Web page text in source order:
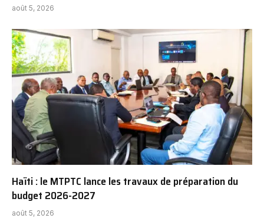
août 5, 2026
Haïti : le MTPTC lance les travaux de préparation du
budget 2026-2027
août 5, 2026